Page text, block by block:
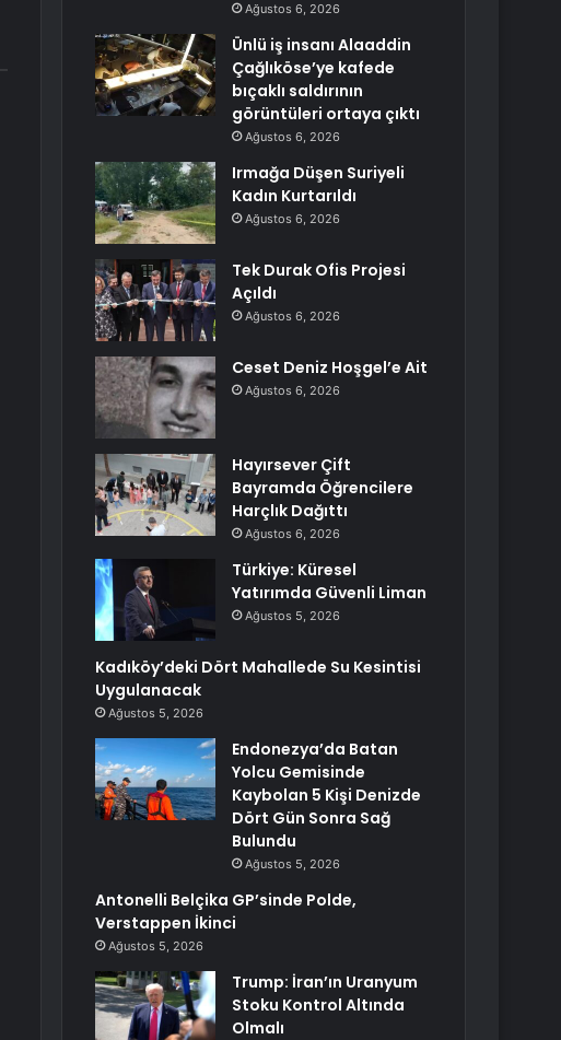
Ağustos 6, 2026
Ünlü iş insanı Alaaddin
Çağlıköse’ye kafede
bıçaklı saldırının
görüntüleri ortaya çıktı
Ağustos 6, 2026
Irmağa Düşen Suriyeli
Kadın Kurtarıldı
Ağustos 6, 2026
Tek Durak Ofis Projesi
Açıldı
Ağustos 6, 2026
Ceset Deniz Hoşgel’e Ait
Ağustos 6, 2026
Hayırsever Çift
Bayramda Öğrencilere
Harçlık Dağıttı
Ağustos 6, 2026
Türkiye: Küresel
Yatırımda Güvenli Liman
Ağustos 5, 2026
Kadıköy’deki Dört Mahallede Su Kesintisi
Uygulanacak
Ağustos 5, 2026
Endonezya’da Batan
Yolcu Gemisinde
Kaybolan 5 Kişi Denizde
Dört Gün Sonra Sağ
Bulundu
Ağustos 5, 2026
Antonelli Belçika GP’sinde Polde,
Verstappen İkinci
Ağustos 5, 2026
Trump: İran’ın Uranyum
Stoku Kontrol Altında
Olmalı